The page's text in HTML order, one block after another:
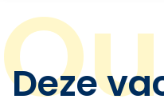
Deze